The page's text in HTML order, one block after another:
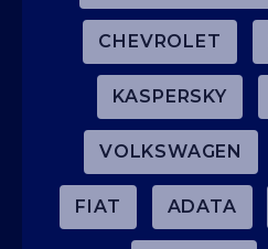
CHEVROLET
KASPERSKY
VOLKSWAGEN
FIAT ADATA